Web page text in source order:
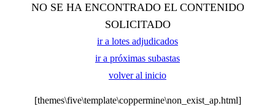
NO SE HA ENCONTRADO EL CONTENIDO
SOLICITADO
ir a lotes adjudicados
ir a próximas subastas
volver al inicio
[themes\five\template\coppermine\non_exist_ap.html]